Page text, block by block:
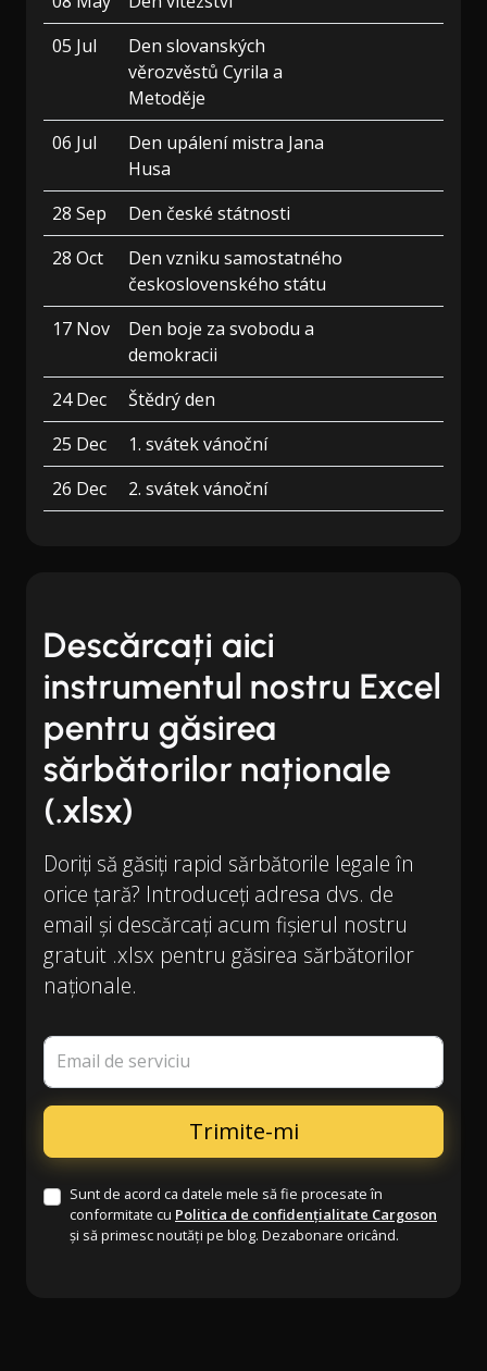
05 Jul
Den slovanských
věrozvěstů Cyrila a
Metoděje
06 Jul
Den upálení mistra Jana
Husa
28 Sep
Den české státnosti
28 Oct
Den vzniku samostatného
československého státu
17 Nov
Den boje za svobodu a
demokracii
24 Dec
Štědrý den
25 Dec
1. svátek vánoční
26 Dec
2. svátek vánoční
Descărcați aici
instrumentul nostru Excel
pentru găsirea
sărbătorilor naționale
(.xlsx)
Doriți să găsiți rapid sărbătorile legale în
orice țară? Introduceți adresa dvs. de
email și descărcați acum fișierul nostru
gratuit .xlsx pentru găsirea sărbătorilor
naționale.
Email de serviciu
Sunt de acord ca datele mele să fie procesate în
conformitate cu Politica de confidențialitate Cargoson
și să primesc noutăți pe blog. Dezabonare oricând.